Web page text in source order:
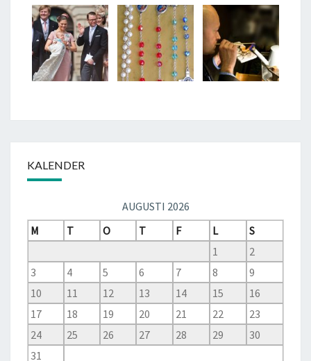
KALENDER
AUGUSTI 2026
M
T O T F L
S
1
2
3
4 5 6 7 8
9
10
11 12 13 14 15
16
17
18 19 20 21 22
23
24
25 26 27 28 29
30
31